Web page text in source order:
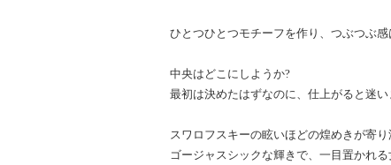
ひとつひとつモチーフを作り、つぶつぶ
中央はどこにしようか?
最初は決めたはずなのに、仕上がると迷い
スワロフスキーの眩いほどの煌めきが寄り
ゴージャスシックな輝きで、一目置かれる